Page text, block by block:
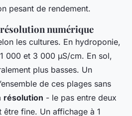
pesant de rendement.
résolution numérique
les cultures. En hydroponie,
000 et 3 000 µS/cm. En sol,
plus basses. Un
de ces plages sans
résolution - le pas entre deux
fine. Un affichage à 1